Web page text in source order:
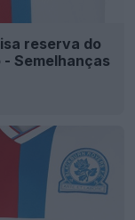
reserva do
Semelhanças